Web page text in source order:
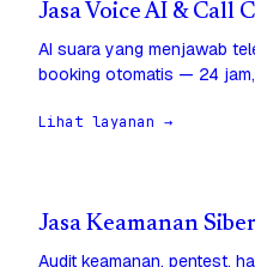
Jasa Voice AI & Call
AI suara yang menjawab
booking otomatis — 24
Lihat layanan →
Jasa Keamanan
Audit keamanan, pentest,